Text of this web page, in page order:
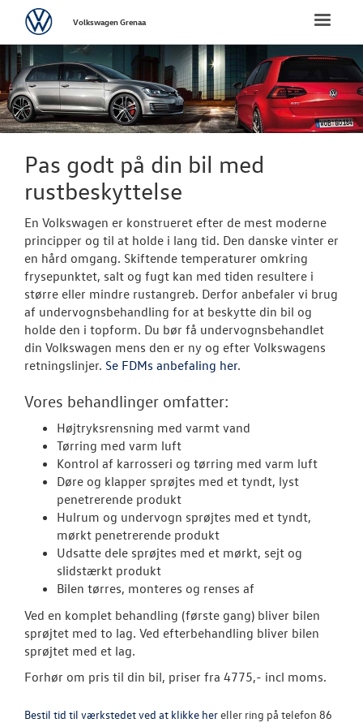
FORSIDE
NYE
VÆRKSTED
Koncepter og
Bestil tid på
Hjulskifte
VW Connect
Volkswagen
Service 5+ til
slid
Volkswagen
Toggle
VolkswagenVolkswagen Grenaa
Pas godt på din bil med
rustbeskyttelse
En Volkswagen er konstrueret efter de mest moderne
principper og til at holde i lang tid. Den danske vinter er
en hård omgang. Skiftende temperaturer omkring
frysepunktet, salt og fugt kan med tiden resultere i
større eller mindre rustangreb. Derfor anbefaler vi brug
af undervognsbehandling for at beskytte din bil og
holde den i topform. Du bør få undervognsbehandlet
din Volkswagen mens den er ny og efter Volkswagens
retningslinjer. Se FDMs anbefaling her.
Vores behandlinger omfatter:
Højtryksrensning med varmt vand
Tørring med varm luft
Kontrol af karrosseri og tørring med varm luft
Døre og klapper sprøjtes med et tyndt, lyst
penetrerende produkt
Hulrum og undervogn sprøjtes med et tyndt,
mørkt penetrerende produkt
Udsatte dele sprøjtes med et mørkt, sejt og
slidstærkt produkt
Bilen tørres, monteres og renses af
Ved en komplet behandling (første gang) bliver bilen
sprøjtet med to lag. Ved efterbehandling bliver bilen
sprøjtet med et lag.
Forhør om pris til din bil, priser fra 4775,- incl moms.
Bestil tid til værkstedet ved at klikke hereller ring på telefon 86